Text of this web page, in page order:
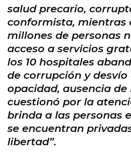
salud precario,
conformista, mientras
millones de personas
acceso a servicios
los 10 hospitales
de corrupción y desvío
opacidad, ausencia de
cuestionó por la
brinda a las personas
se encuentran
libertad”.